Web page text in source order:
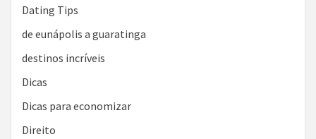
Dating Tips
de eunápolis a guaratinga
destinos incríveis
Dicas
Dicas para economizar
Direito